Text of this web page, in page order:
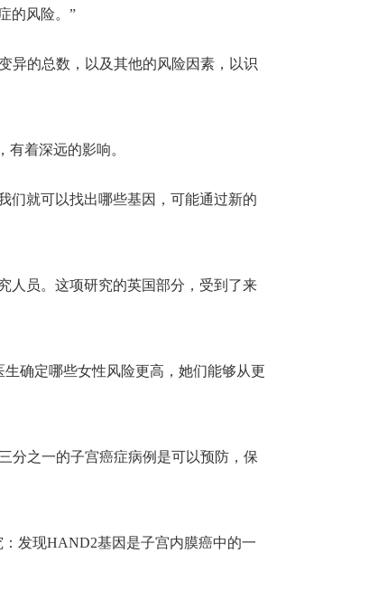
的风险。”
异的总数，以及其他的风险因素，以识
着深远的影响。
们就可以找出哪些基因，可能通过新的
人员。这项研究的英国部分，受到了来
确定哪些女性风险更高，她们能够从更
分之一的子宫癌症病例是可以预防，保
发现HAND2基因是子宫内膜癌中的一